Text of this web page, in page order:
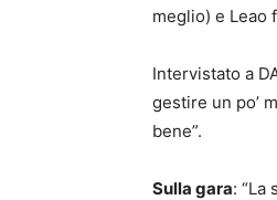
meglio) e Leao
Intervistato a
gestire un po’
bene”.
Sulla gara: “La